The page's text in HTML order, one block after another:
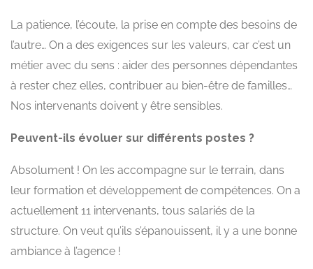
La patience, l’écoute, la prise en compte des besoins de
l’autre… On a des exigences sur les valeurs, car c’est un
métier avec du sens : aider des personnes dépendantes
à rester chez elles, contribuer au bien-être de familles…
Nos intervenants doivent y être sensibles.
Peuvent-ils évoluer sur différents postes ?
Absolument ! On les accompagne sur le terrain, dans
leur formation et développement de compétences. On a
actuellement 11 intervenants, tous salariés de la
structure. On veut qu’ils s’épanouissent, il y a une bonne
ambiance à l’agence !